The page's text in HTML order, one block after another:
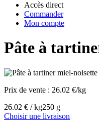
Accès direct
Commander
Mon compte
Pâte à
Prix de vente : 26.02 €/kg
26.02 € / kg250 g
Choisir une livraison